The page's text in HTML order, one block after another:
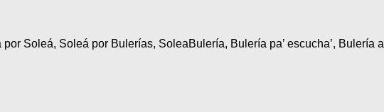
Soleá, Soleá por Bulerías, SoleaBulería, Bulería pa’ escucha’, Bulería al